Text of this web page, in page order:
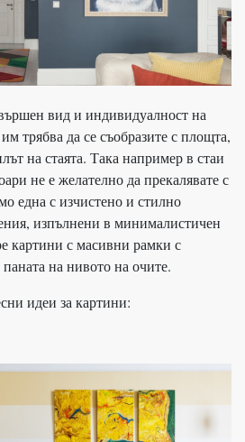
вид и индивидуалност на
трябва да се съобразите с площта,
на стаята. Така например в стаи
не е желателно да прекалявате с
една с изчистено и стилно
изпълнени в минималистичен
картини с масивни рамки с
на нивото на очите.
идеи за картини: